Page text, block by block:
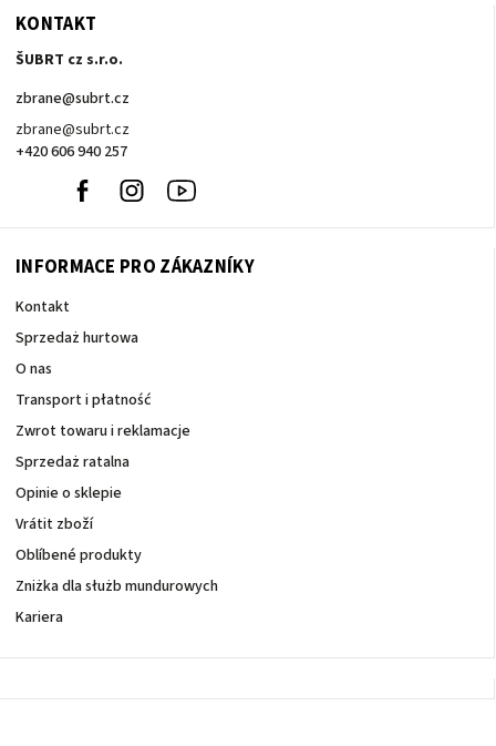
KONTAKT
ŠUBRT cz s.r.o.
zbrane@subrt.cz
zbrane@subrt.cz
+420 606 940 257
+420
940
Facebook Instagram
INFORMACE PRO ZÁKAZNÍKY
Kontakt
Sprzedaż hurtowa
O nas
Transport i płatność
Zwrot towaru i reklamacje
Sprzedaż ratalna
Opinie o sklepie
Vrátit zboží
Oblíbené produkty
Zniżka dla służb mundurowych
Kariera